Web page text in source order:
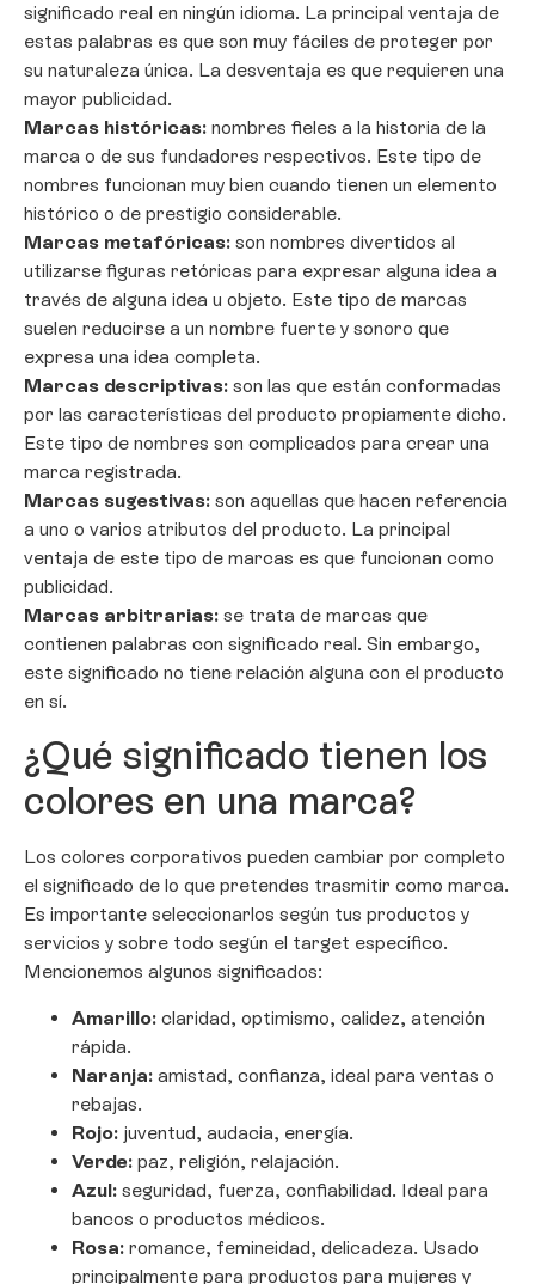
significado real en ningún idioma. La principal ventaja de
estas palabras es que son muy fáciles de proteger por
su naturaleza única. La desventaja es que requieren una
mayor publicidad.
Marcas históricas: nombres fieles a la historia de la
marca o de sus fundadores respectivos. Este tipo de
nombres funcionan muy bien cuando tienen un elemento
histórico o de prestigio considerable.
Marcas metafóricas: son nombres divertidos al
utilizarse figuras retóricas para expresar alguna idea a
través de alguna idea u objeto. Este tipo de marcas
suelen reducirse a un nombre fuerte y sonoro que
expresa una idea completa.
Marcas descriptivas: son las que están conformadas
por las características del producto propiamente dicho.
Este tipo de nombres son complicados para crear una
marca registrada.
Marcas sugestivas: son aquellas que hacen referencia
a uno o varios atributos del producto. La principal
ventaja de este tipo de marcas es que funcionan como
publicidad.
Marcas arbitrarias: se trata de marcas que
contienen palabras con significado real. Sin embargo,
este significado no tiene relación alguna con el producto
en sí.
¿Qué significado tienen los
colores en una marca?
Los colores corporativos pueden cambiar por completo
el significado de lo que pretendes trasmitir como marca.
Es importante seleccionarlos según tus productos y
servicios y sobre todo según el target específico.
Mencionemos algunos significados:
Amarillo: claridad, optimismo, calidez, atención
rápida.
Naranja: amistad, confianza, ideal para ventas o
rebajas.
Rojo: juventud, audacia, energía.
Verde: paz, religión, relajación.
Azul: seguridad, fuerza, confiabilidad. Ideal para
bancos o productos médicos.
Rosa: romance, femineidad, delicadeza. Usado
principalmente para productos para mujeres y